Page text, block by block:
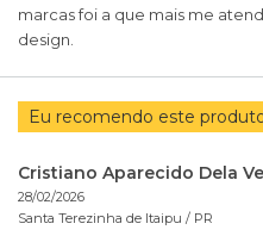
marcas foi a que mais me
design.
Eu recomendo este
28/02/2026
Santa Terezinha de Itaipu / PR